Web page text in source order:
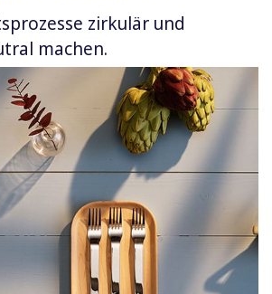
zirkulär und
machen.